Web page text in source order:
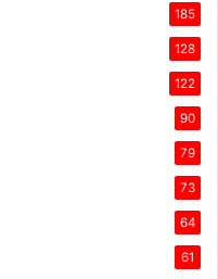
185
128
122
90
79
73
64
61